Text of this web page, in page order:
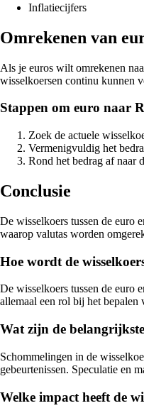
Inflatiecijfers
Omrekenen van
Als je euros wilt omrekenen
wisselkoersen continu kunnen
Stappen om euro naar
Zoek de actuele
Vermenigvuldig het
Rond het bedrag af naar
Conclusie
De wisselkoers tussen de euro
waarop valutas worden
Hoe wordt de
De wisselkoers tussen de euro
allemaal een rol bij het bepalen
Wat zijn de
Schommelingen in de
gebeurtenissen. Speculatie en
Welke impact heeft de